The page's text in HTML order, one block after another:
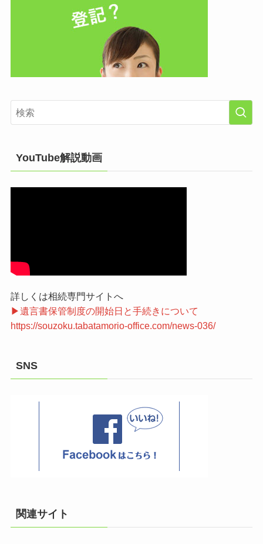
YouTube解説動画
詳しくは相続専門サイトへ
▶遺言書保管制度の開始日と手続きについて
https://souzoku.tabatamorio-office.com/news-036/
SNS
関連サイト